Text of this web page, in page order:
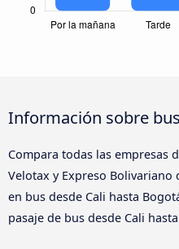
Información sobre
Compara todas las empresas
Velotax y Expreso Bolivariano
en bus desde Cali hasta
pasaje de bus desde Cali